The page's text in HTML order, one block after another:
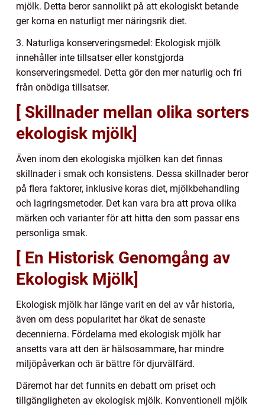
mjölk. Detta beror sannolikt på att ekologiskt betande
ger korna en naturligt mer näringsrik diet.
3. Naturliga konserveringsmedel: Ekologisk mjölk
innehåller inte tillsatser eller konstgjorda
konserveringsmedel. Detta gör den mer naturlig och fri
från onödiga tillsatser.
[ Skillnader mellan olika sorters
ekologisk mjölk]
Även inom den ekologiska mjölken kan det finnas
skillnader i smak och konsistens. Dessa skillnader beror
på flera faktorer, inklusive koras diet, mjölkbehandling
och lagringsmetoder. Det kan vara bra att prova olika
märken och varianter för att hitta den som passar ens
personliga smak.
[ En Historisk Genomgång av
Ekologisk Mjölk]
Ekologisk mjölk har länge varit en del av vår historia,
även om dess popularitet har ökat de senaste
decennierna. Fördelarna med ekologisk mjölk har
ansetts vara att den är hälsosammare, har mindre
miljöpåverkan och är bättre för djurvälfärd.
Däremot har det funnits en debatt om priset och
tillgängligheten av ekologisk mjölk. Konventionell mjölk